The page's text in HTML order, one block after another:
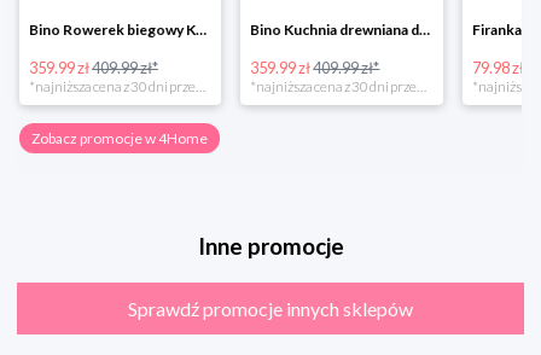
Bino Rowerek biegowy Krecik
359.99 zł409.99 zł*
Bino Kuchnia drewniana dla dzieci Provence
359.99 zł409.99 zł* 79.98 zł
Zobacz promocje w 4Home
Inne promocje
Sprawdź promocje innych sklepów